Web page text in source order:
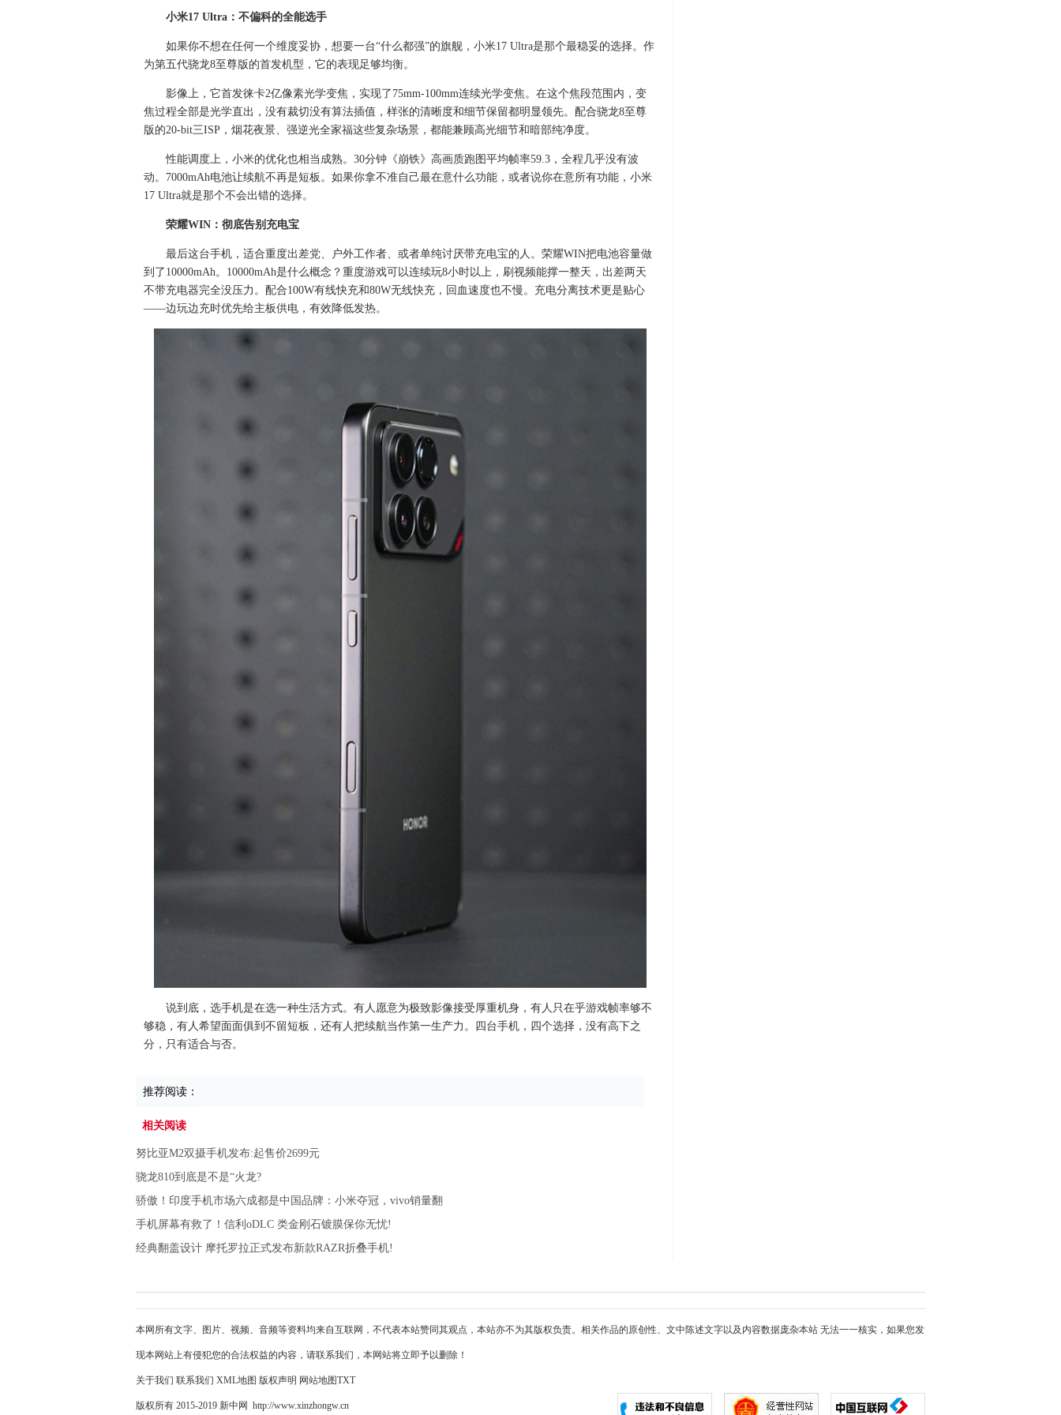
小米17 Ultra：不偏科的全能选手
如果你不想在任何一个维度妥协，想要一台“什么都强”的旗舰，小米17 Ultra是那个最稳妥的选择。作
为第五代骁龙8至尊版的首发机型，它的表现足够均衡。
影像上，它首发徕卡2亿像素光学变焦，实现了75mm-100mm连续光学变焦。在这个焦段范围内，变
焦过程全部是光学直出，没有裁切没有算法插值，样张的清晰度和细节保留都明显领先。配合骁龙8至尊
版的20-bit三ISP，烟花夜景、强逆光全家福这些复杂场景，都能兼顾高光细节和暗部纯净度。
性能调度上，小米的优化也相当成熟。30分钟《崩铁》高画质跑图平均帧率59.3，全程几乎没有波
动。7000mAh电池让续航不再是短板。如果你拿不准自己最在意什么功能，或者说你在意所有功能，小米
17 Ultra就是那个不会出错的选择。
荣耀WIN：彻底告别充电宝
最后这台手机，适合重度出差党、户外工作者、或者单纯讨厌带充电宝的人。荣耀WIN把电池容量做
到了10000mAh。10000mAh是什么概念？重度游戏可以连续玩8小时以上，刷视频能撑一整天，出差两天
不带充电器完全没压力。配合100W有线快充和80W无线快充，回血速度也不慢。充电分离技术更是贴心
——边玩边充时优先给主板供电，有效降低发热。
说到底，选手机是在选一种生活方式。有人愿意为极致影像接受厚重机身，有人只在乎游戏帧率够不
够稳，有人希望面面俱到不留短板，还有人把续航当作第一生产力。四台手机，四个选择，没有高下之
分，只有适合与否。
推荐阅读：
相关阅读
努比亚M2双摄手机发布:起售价2699元
骁龙810到底是不是“火龙?
骄傲！印度手机市场六成都是中国品牌：小米夺冠，vivo销量翻
手机屏幕有救了！信利oDLC 类金刚石镀膜保你无忧!
经典翻盖设计 摩托罗拉正式发布新款RAZR折叠手机!
本网所有文字、图片、视频、音频等资料均来自互联网，不代表本站赞同其观点，本站亦不为其版权负责。相关作品的原创性、文中陈述文字以及内容数据庞杂本站 无法一一核实，如果您发
现本网站上有侵犯您的合法权益的内容，请联系我们，本网站将立即予以删除！
关于我们 联系我们 XML地图 版权声明 网站地图TXT
版权所有 2015-2019 新中网 http://www.xinzhongw.cn